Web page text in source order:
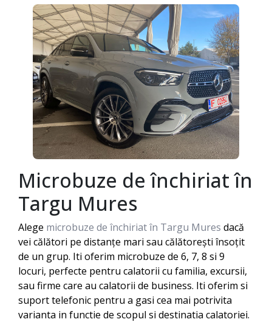
Microbuze de închiriat în
Targu Mures
Alege microbuze de închiriat în Targu Mures dacă
vei călători pe distanțe mari sau călătorești însoțit
de un grup. Iti oferim microbuze de 6, 7, 8 si 9
locuri, perfecte pentru calatorii cu familia, excursii,
sau firme care au calatorii de business. Iti oferim si
suport telefonic pentru a gasi cea mai potrivita
varianta in functie de scopul si destinatia calatoriei.